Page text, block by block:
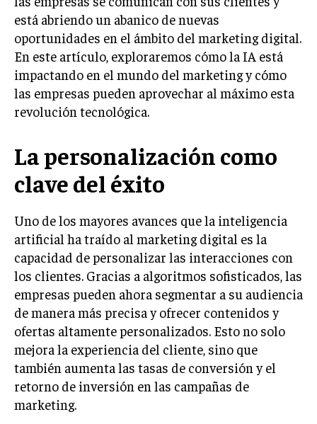
MARKETING
ESTRATEGIAS DE MARKETING
AGENCIAS DE POSICIONAMIENTO WEB SEO
VENTA DE ENLACES
MARKETING DIGITAL
PUBLICIDAD
VENTAS Y PERSUASIÓN
GESTIÓN DE PRODUCTOS
COMUNICACIÓN CORPORATIVA
GESTIÓN DE MARCA
está abriendo un abanico de nuevas
oportunidades en el ámbito del marketing digital.
En este artículo, exploraremos cómo la IA está
impactando en el mundo del marketing y cómo
las empresas pueden aprovechar al máximo esta
revolución tecnológica.
La personalización como
clave del éxito
Uno de los mayores avances que la inteligencia
artificial ha traído al marketing digital es la
capacidad de personalizar las interacciones con
los clientes. Gracias a algoritmos sofisticados, las
empresas pueden ahora segmentar a su audiencia
de manera más precisa y ofrecer contenidos y
ofertas altamente personalizados. Esto no solo
mejora la experiencia del cliente, sino que
también aumenta las tasas de conversión y el
retorno de inversión en las campañas de
marketing.